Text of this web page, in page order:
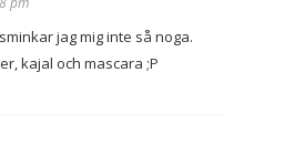
jag mig inte så noga.
kajal och mascara ;P